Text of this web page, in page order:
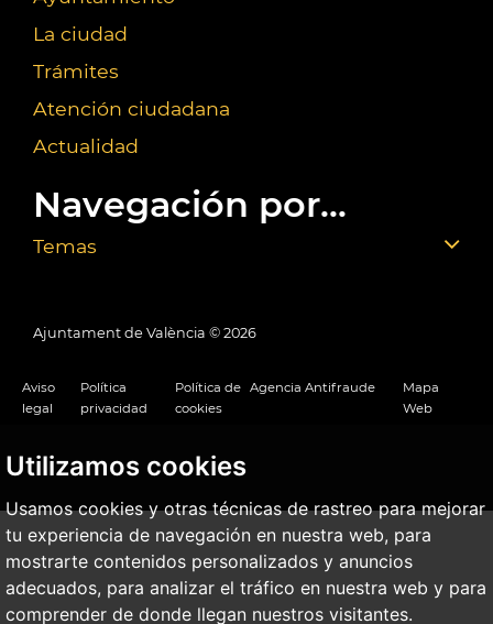
Utilizamos cookies
Usamos cookies y otras técnicas de rastreo para mejorar
tu experiencia de navegación en nuestra web, para
mostrarte contenidos personalizados y anuncios
adecuados, para analizar el tráfico en nuestra web y para
comprender de donde llegan nuestros visitantes.
La ciudad
Trámites
Atención ciudadana
Actualidad
Navegación por...
Temas
Ajuntament de València © 2026
Aviso
legal
Política
privacidad
Política de
cookies
Agencia Antifraude
Mapa
Web